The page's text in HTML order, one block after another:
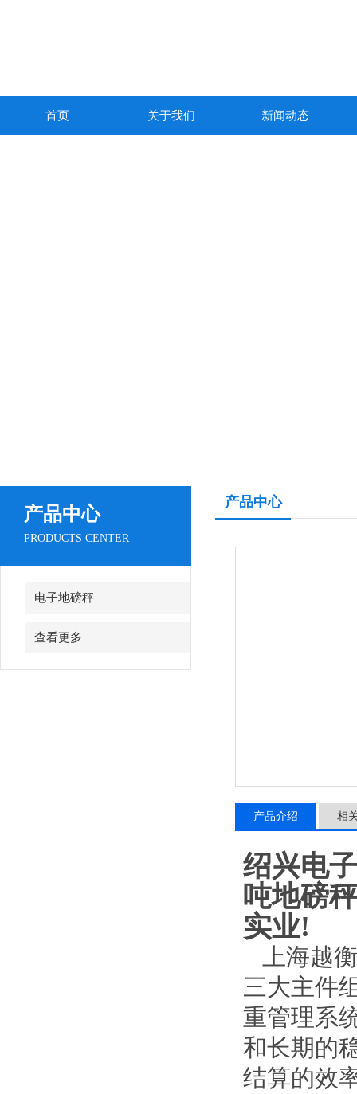
首页 关于我们 新闻动态
产品中心
PRODUCTS CENTER
电子地磅秤
查看更多
产品中心
产品介绍 相
绍兴电
吨地磅
实业!
上海越
三大主件
重管理系
和长期的
结算的效